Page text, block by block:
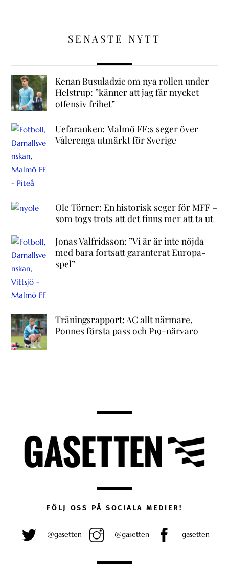
SENASTE NYTT
Kenan Busuladzic om nya rollen under
Helstrup: ”känner att jag får mycket
offensiv frihet”
Uefaranken: Malmö FF:s seger över
Vålerenga utmärkt för Sverige
Ole Törner: En historisk seger för MFF –
som togs trots att det finns mer att ta ut
Jonas Valfridsson: ”Vi är är inte nöjda
med bara fortsatt garanterat Europa-
spel”
Träningsrapport: AC allt närmare,
Ponnes första pass och P19-närvaro
FÖLJ OSS PÅ SOCIALA MEDIER!
@gasetten @gasetten gasetten